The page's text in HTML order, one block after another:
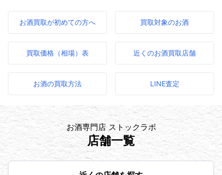
お酒買取が初めての方へ 買取対象のお酒
買取価格（相場）表 近くのお酒買取店舗
お酒の買取方法 LINE査定
お酒専門店 ストックラボ
店舗一覧